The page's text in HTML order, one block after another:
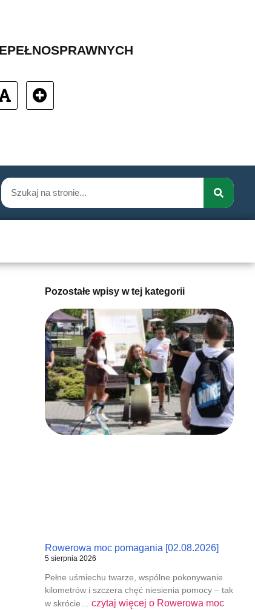
Pozostałe wpisy w tej kategorii
Rowerowa moc pomagania [02.08.2026]
5 sierpnia 2026
Pełne uśmiechu twarze, wspólne pokonywanie
kilometrów i szczera chęć niesienia pomocy – tak
w skrócie… czytaj więcej oRowerowa moc